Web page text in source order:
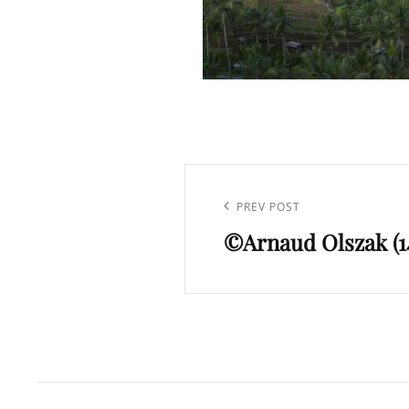
l’article
Previous
Post
PREV POST
©Arnaud Olszak